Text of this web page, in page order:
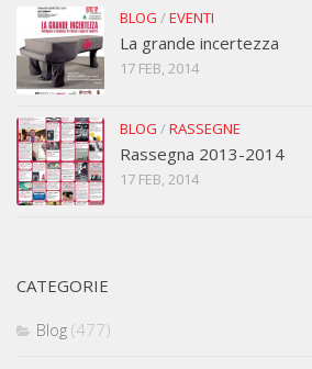
BLOG /EVENTI
La grande incertezza
17 FEB, 2014
BLOG /RASSEGNE
Rassegna 2013-2014
17 FEB, 2014
CATEGORIE
Blog (477)